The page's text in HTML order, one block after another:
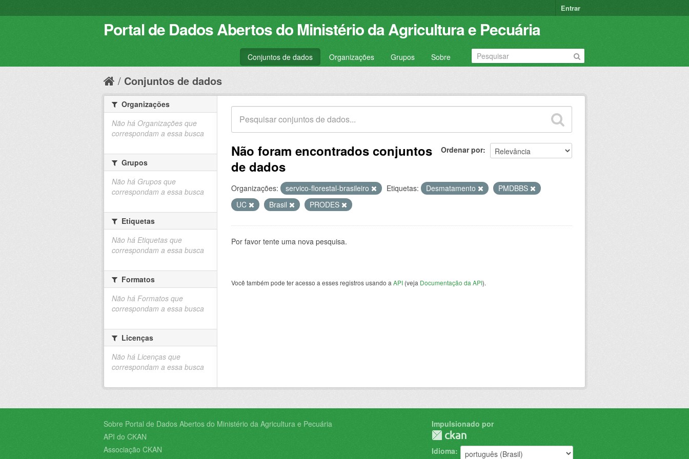
Entrar
Portal de Dados Abertos do Ministério da Agricultura e Pecuária
Conjuntos de dados Organizações Grupos Sobre
Conjuntos de dados
Ordenar por
Não foram encontrados conjuntos
de dados
Organizações: servico-florestal-brasileiro Etiquetas: Desmatamento
PMDBBS
UC
Brasil PRODES
Por favor tente uma nova pesquisa.
Você também pode ter acesso a esses registros usando a API (veja Documentação da API).
Organizações
Não há Organizações que
correspondam a essa busca
Grupos
Não há Grupos que
correspondam a essa busca
Etiquetas
Não há Etiquetas que
correspondam a essa busca
Formatos
Não há Formatos que
correspondam a essa busca
Licenças
Não há Licenças que
correspondam a essa busca
Sobre Portal de Dados Abertos do Ministério da Agricultura e Pecuária
API do CKAN
Associação CKAN
Impulsionado por
Idioma